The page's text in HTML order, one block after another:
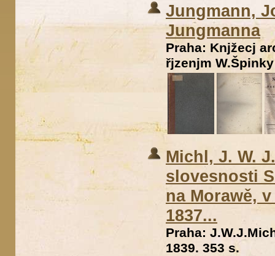
Jungmann,
Jungmanna
Praha: Knjžecj
řjzenjm
Michl, J. W.
slovesnosti
na Morawě,
1837...
Praha:
1839. 353 s.